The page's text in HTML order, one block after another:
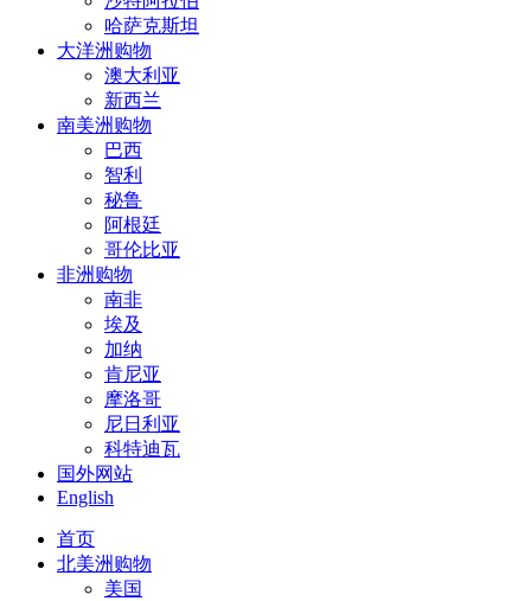
哈萨克斯坦
大洋洲购物
澳大利亚
新西兰
南美洲购物
巴西
智利
秘鲁
阿根廷
哥伦比亚
非洲购物
南非
埃及
加纳
肯尼亚
摩洛哥
尼日利亚
科特迪瓦
国外网站
English
首页
北美洲购物
美国